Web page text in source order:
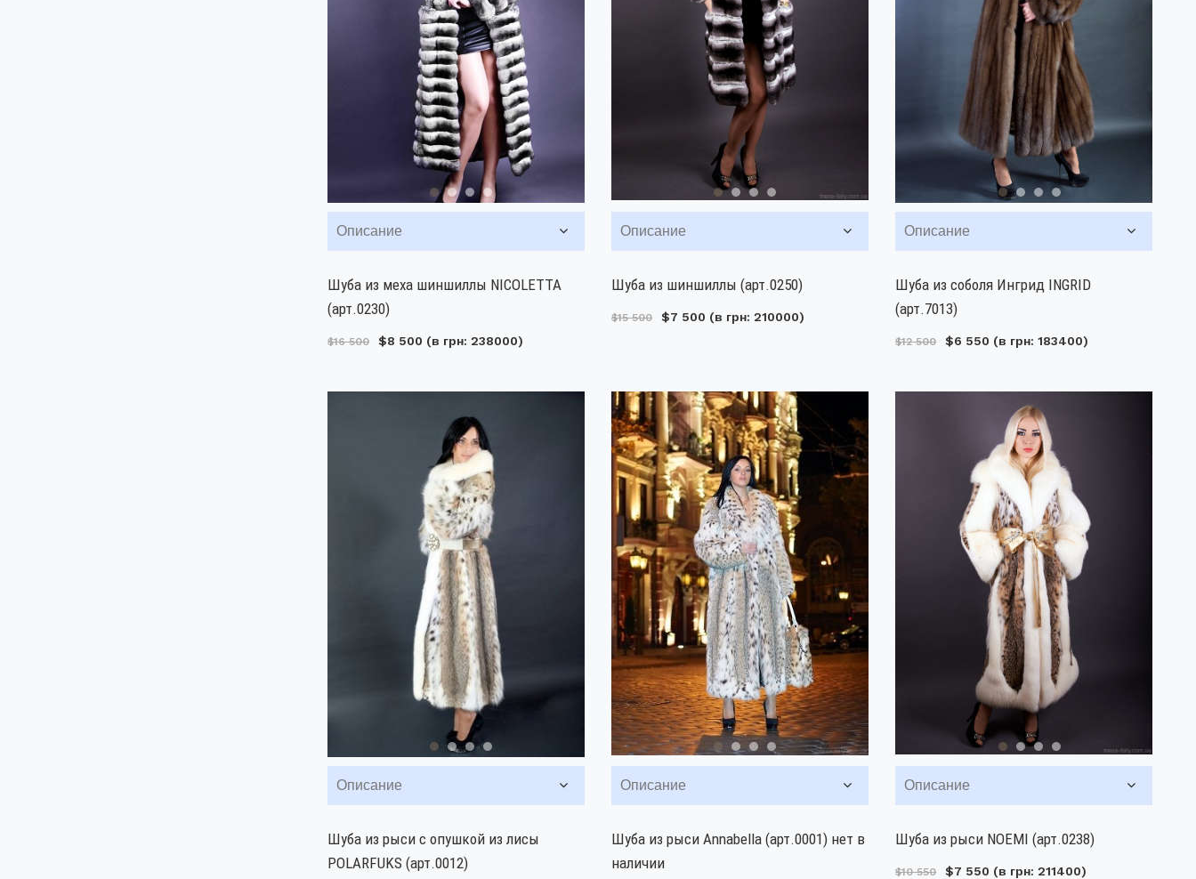
Описание
Шуба из меха шиншиллы NICOLETTA
(арт.0230)
$16 500 $8 500 (в грн: 238000)
Описание
Шуба из шиншиллы (арт.0250)
$15 500 $7 500 (в грн: 210000)
Описание
Шуба из соболя Ингрид INGRID
(арт.7013)
$12 500 $6 550 (в грн: 183400)
Описание
Шуба из рыси с опушкой из лисы
POLARFUKS (арт.0012)
Описание
Шуба из рыси Annabella (арт.0001) нет в
наличии
Описание
Шуба из рыси NOEMI (арт.0238)
$10 550 $7 550 (в грн: 211400)